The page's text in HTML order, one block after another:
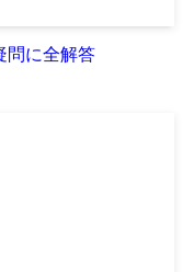
問に全解答